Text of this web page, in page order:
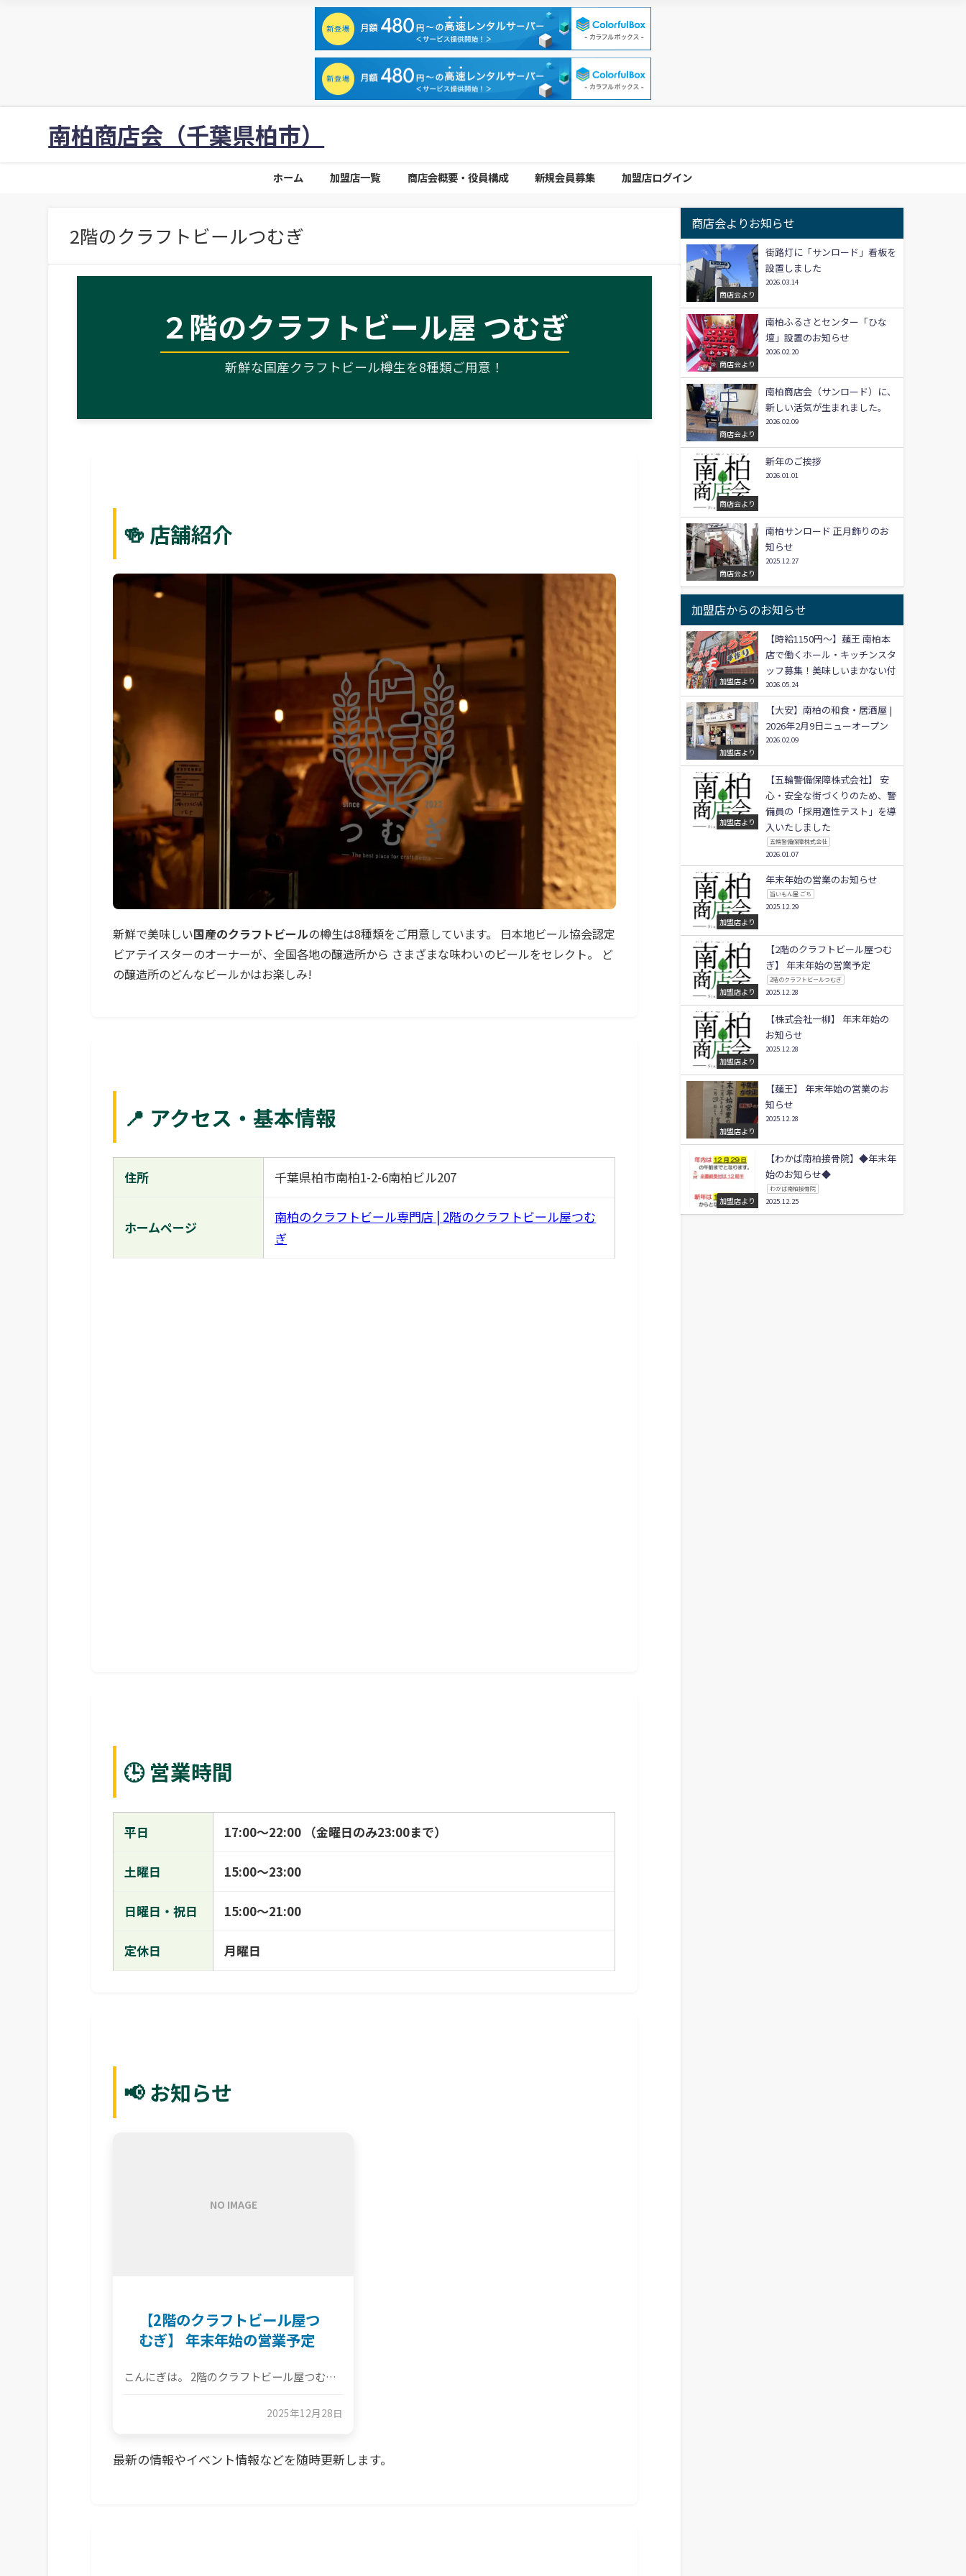
南柏商店会（千葉県柏市）
ホーム 加盟店一覧 商店会概要・役員構成 新規会員募集 加盟店ログイン
2階のクラフトビールつむぎ
２階のクラフトビール屋 つむぎ
新鮮な国産クラフトビール樽生を8種類ご用意！
🍻 店舗紹介
新鮮で美味しい国産のクラフトビールの樽生は8種類をご用意しています。 日本地ビール協会認定
ビアテイスターのオーナーが、全国各地の醸造所から さまざまな味わいのビールをセレクト。 ど
の醸造所のどんなビールかはお楽しみ!
📍 アクセス・基本情報
住所 千葉県柏市南柏1-2-6南柏ビル207
ホームページ
南柏のクラフトビール専門店 | 2階のクラフトビール屋つむ
ぎ
🕒 営業時間
平日 17:00〜22:00 （金曜日のみ23:00まで）
土曜日 15:00〜23:00
日曜日・祝日 15:00〜21:00
定休日 月曜日
📢 お知らせ
NO IMAGE
【2階のクラフトビール屋つ
むぎ】 年末年始の営業予定
こんにぎは。 2階のクラフトビール屋つむ…
2025年12月28日
最新の情報やイベント情報などを随時更新します。
商店会よりお知らせ
商店会より
街路灯に「サンロード」看板を
設置しました
2026.03.14
商店会より
南柏ふるさとセンター「ひな
壇」設置のお知らせ
2026.02.20
商店会より
南柏商店会（サンロード）に、
新しい活気が生まれました。
2026.02.09
商店会より
新年のご挨拶
2026.01.01
商店会より
南柏サンロード 正月飾りのお
知らせ
2025.12.27
加盟店からのお知らせ
加盟店より
【時給1150円〜】麺王 南柏本
店で働くホール・キッチンスタ
ッフ募集！美味しいまかない付
2026.05.24
加盟店より
【大安】南柏の和食・居酒屋 |
2026年2月9日ニューオープン
2026.02.09
加盟店より
【五輪警備保障株式会社】 安
心・安全な街づくりのため、警
備員の「採用適性テスト」を導
入いたしました
五輪警備保障株式会社
2026.01.07
加盟店より
年末年始の営業のお知らせ
旨いもん屋 ごち
2025.12.29
加盟店より
【2階のクラフトビール屋つむ
ぎ】 年末年始の営業予定
2階のクラフトビールつむぎ
2025.12.28
加盟店より
【株式会社一柳】 年末年始の
お知らせ
2025.12.28
加盟店より
【麺王】 年末年始の営業のお
知らせ
2025.12.28
加盟店より
【わかば南柏接骨院】◆年末年
始のお知らせ◆
わかば南柏接骨院
2025.12.25